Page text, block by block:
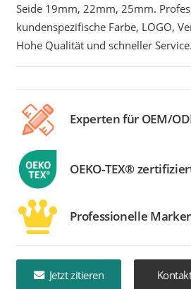
Seide 19mm, 22mm, 25mm.
kundenspezifische Farbe, LOGO,
Hohe Qualität und schneller Service.
Experten für OEM/
OEKO-TEX®
Professionelle
Jetzt zitieren